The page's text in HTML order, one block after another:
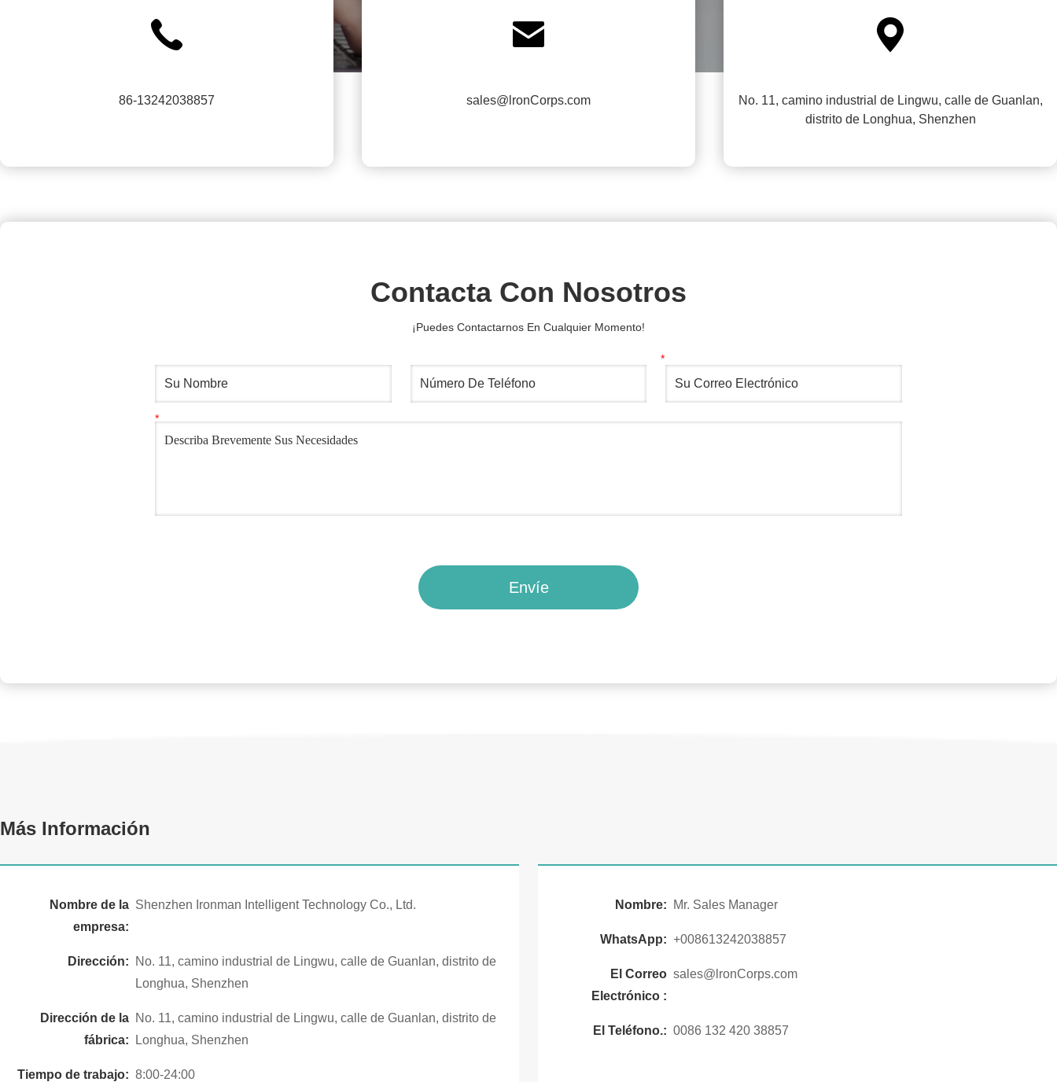
86-13242038857

sales@lronCorps.com

No. 11, camino industrial de Lingwu, calle de Guanlan,
distrito de Longhua, Shenzhen
Contacta Con Nosotros
¡Puedes Contactarnos En Cualquier Momento!
Envíe
Más Información
Nombre de la
empresa:
Shenzhen Ironman Intelligent Technology Co., Ltd.
Dirección:
No. 11, camino industrial de Lingwu, calle de Guanlan, distrito de
Longhua, Shenzhen
Dirección de la
fábrica:
No. 11, camino industrial de Lingwu, calle de Guanlan, distrito de
Longhua, Shenzhen
Tiempo de trabajo: 8:00-24:00
Nombre: Mr. Sales Manager
WhatsApp: +008613242038857
El Correo
Electrónico :
sales@lronCorps.com
El Teléfono.: 0086 132 420 38857